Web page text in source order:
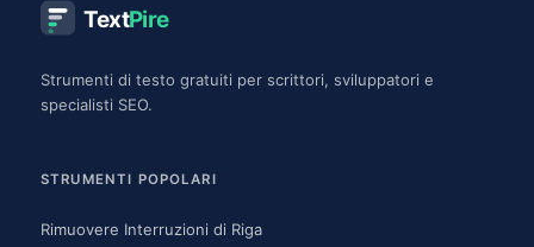
TextPire
Strumenti di testo gratuiti per scrittori, sviluppatori e
specialisti SEO.
STRUMENTI POPOLARI
Rimuovere Interruzioni di Riga